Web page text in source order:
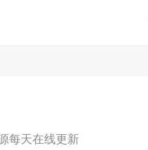
每天在线更新